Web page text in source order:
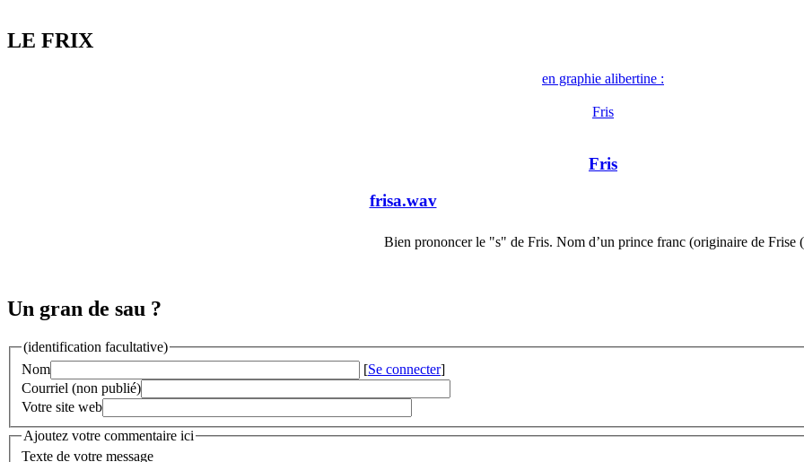
LE FRIX
en graphie alibertine :
Fris
Fris
frisa.wav
Bien prononcer le "s" de Fris. Nom d’un prince franc (originaire de
Un gran de sau ?
(identification facultative)
Nom
[Se connecter]
Courriel (non publié)
Votre site web
Ajoutez votre commentaire ici
Texte de votre message